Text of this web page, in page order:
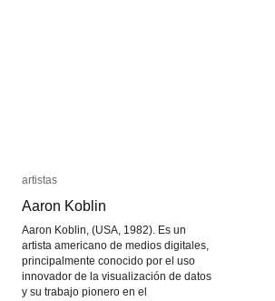
artistas
Aaron Koblin
Aaron Koblin, (USA, 1982). Es un
artista americano de medios digitales,
principalmente conocido por el uso
innovador de la visualización de datos
y su trabajo pionero en el
artistas
Aaron Koblin